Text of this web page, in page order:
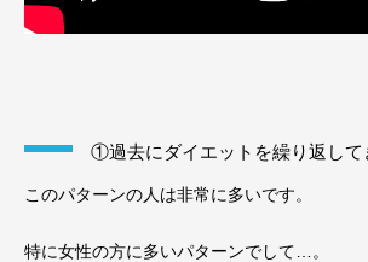
①過去にダイエットを繰り返して
このパターンの人は非常に多いです。
特に女性の方に多いパターンでして…。